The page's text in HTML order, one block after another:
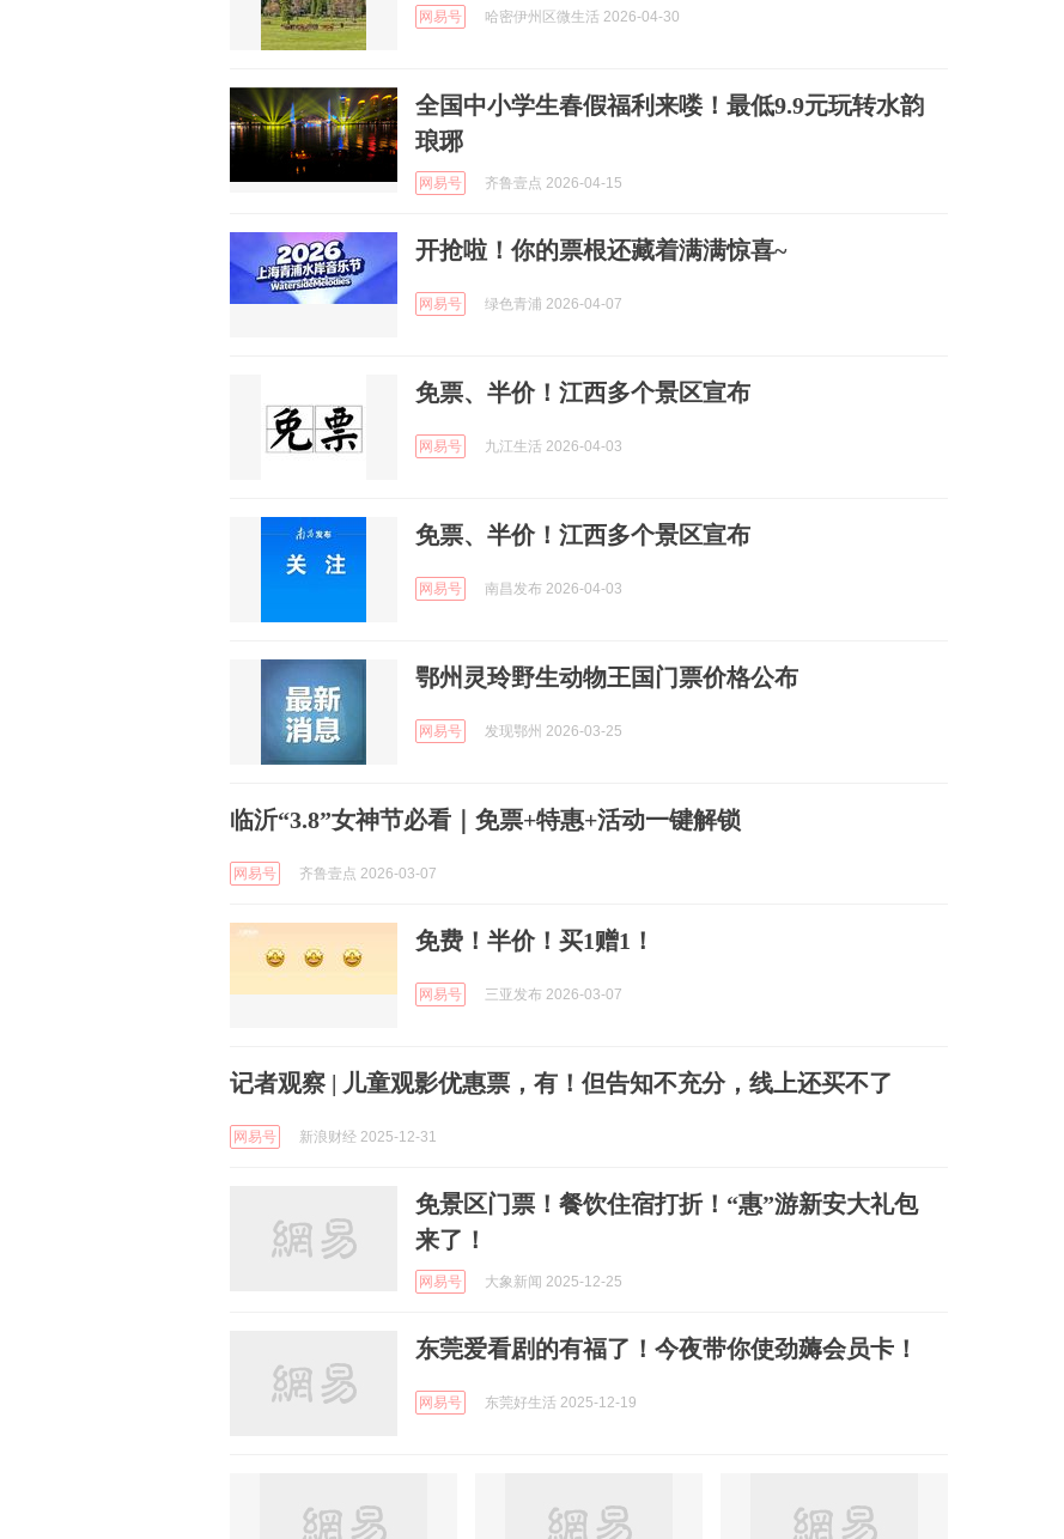
网易号 哈密伊州区微生活 2026-04-30
全国中小学生春假福利来喽！最低9.9元玩转水韵
琅琊
网易号 齐鲁壹点 2026-04-15
开抢啦！你的票根还藏着满满惊喜~
网易号 绿色青浦 2026-04-07
免票、半价！江西多个景区宣布
网易号 九江生活 2026-04-03
免票、半价！江西多个景区宣布
网易号 南昌发布 2026-04-03
鄂州灵玲野生动物王国门票价格公布
网易号 发现鄂州 2026-03-25
临沂“3.8”女神节必看｜免票+特惠+活动一键解锁
网易号 齐鲁壹点 2026-03-07
免费！半价！买1赠1！
网易号 三亚发布 2026-03-07
记者观察 | 儿童观影优惠票，有！但告知不充分，线上还买不了
网易号 新浪财经 2025-12-31
免景区门票！餐饮住宿打折！“惠”游新安大礼包
来了！
网易号 大象新闻 2025-12-25
东莞爱看剧的有福了！今夜带你使劲薅会员卡！
网易号 东莞好生活 2025-12-19